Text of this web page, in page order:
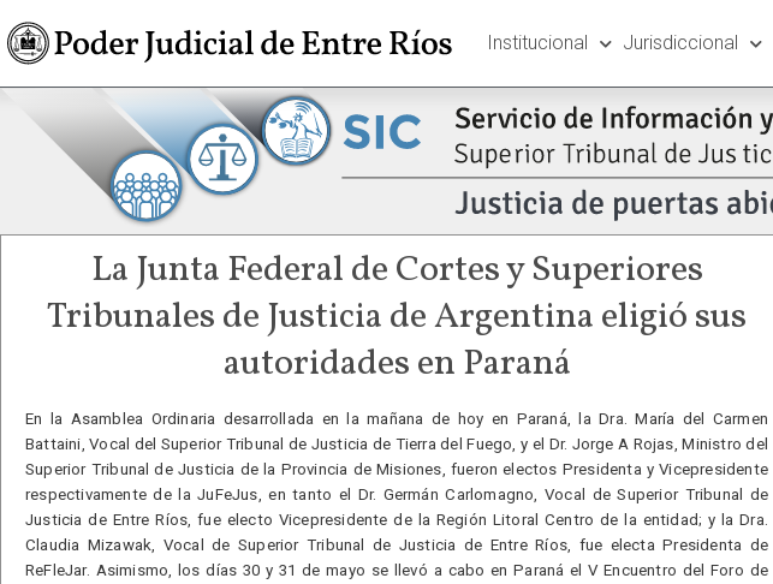
Institucional Jurisdiccional
La Junta Federal de Cortes y Superiores
Tribunales de Justicia de Argentina eligió sus
autoridades en Paraná
En la Asamblea Ordinaria desarrollada en la mañana de hoy en Paraná, la Dra. María del Carmen
Battaini, Vocal del Superior Tribunal de Justicia de Tierra del Fuego, y el Dr. Jorge A Rojas, Ministro del
Superior Tribunal de Justicia de la Provincia de Misiones, fueron electos Presidenta y Vicepresidente
respectivamente de la JuFeJus, en tanto el Dr. Germán Carlomagno, Vocal de Superior Tribunal de
Justicia de Entre Ríos, fue electo Vicepresidente de la Región Litoral Centro de la entidad; y la Dra.
Claudia Mizawak, Vocal de Superior Tribunal de Justicia de Entre Ríos, fue electa Presidenta de
ReFleJar. Asimismo, los días 30 y 31 de mayo se llevó a cabo en Paraná el V Encuentro del Foro de